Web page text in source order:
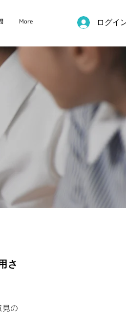
More ログイ
さ
の